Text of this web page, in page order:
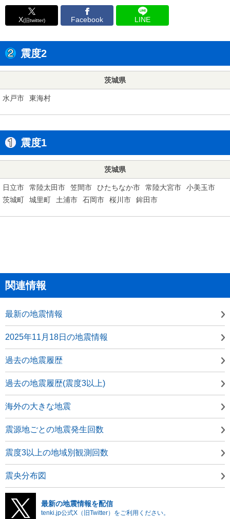
X(旧twitter) Facebook LINE
震度2
茨城県
水戸市 東海村
震度1
茨城県
日立市 常陸太田市 笠間市 ひたちなか市 常陸大宮市
小美玉市
茨城町
城里町 土浦市 石岡市 桜川市 鉾田市
関連情報
最新の地震情報
2025年11月18日の地震情報
過去の地震履歴
過去の地震履歴(震度3以上)
海外の大きな地震
震源地ごとの地震発生回数
震度3以上の地域別観測回数
震央分布図
最新の地震情報を配信
tenki.jp公式X（旧Twitter）をご利用ください。